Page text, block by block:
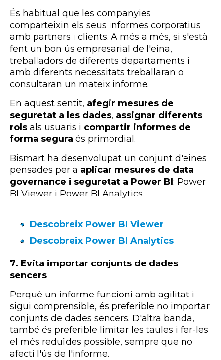
És habitual que les companyies
comparteixin els seus informes corporatius
amb partners i clients. A més a més, si s'està
fent un bon ús empresarial de l'eina,
treballadors de diferents departaments i
amb diferents necessitats treballaran o
consultaran un mateix informe.
En aquest sentit, afegir mesures de
seguretat a les dades, assignar diferents
rols als usuaris i compartir informes de
forma segura és primordial.
Bismart ha desenvolupat un conjunt d'eines
pensades per a aplicar mesures de data
governance i seguretat a Power BI: Power
BI Viewer i Power BI Analytics.
Descobreix Power BI Viewer
Descobreix Power BI Analytics
7. Evita importar conjunts de dades
sencers
Perquè un informe funcioni amb agilitat i
sigui comprensible, és preferible no importar
conjunts de dades sencers. D'altra banda,
també és preferible limitar les taules i fer-les
el més reduïdes possible, sempre que no
afecti l'ús de l'informe.